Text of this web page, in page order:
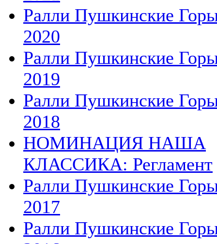
Ралли Пушкинские
2020
Ралли Пушкинские
2019
Ралли Пушкинские
2018
НОМИНАЦИЯ НАША
КЛАССИКА: Регламент
Ралли Пушкинские
2017
Ралли Пушкинские